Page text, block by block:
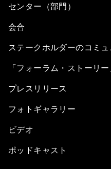
センター（部門）
会合
ステークホルダーのコミュ
「フォーラム・ストーリー
プレスリリース
フォトギャラリー
ビデオ
ポッドキャスト